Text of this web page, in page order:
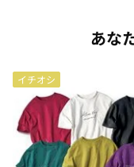
あな
イチオシ